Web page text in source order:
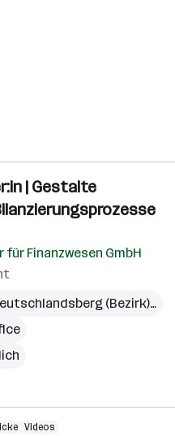
| Gestalte
Finanzwesen GmbH
(Bezirk),
Videos